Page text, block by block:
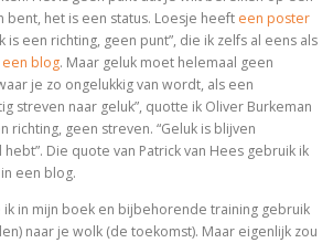
bent, het is een status. Loesje heeft een poster
is een richting, geen punt”, die ik zelfs al eens als
een blog. Maar geluk moet helemaal geen
je zo ongelukkig van wordt, als een
streven naar geluk”, quotte ik Oliver Burkeman
richting, geen streven. “Geluk is blijven
Die quote van Patrick van Hees gebruik ik
in een blog.
in mijn boek en bijbehorende training gebruik
naar je wolk (de toekomst). Maar eigenlijk zou